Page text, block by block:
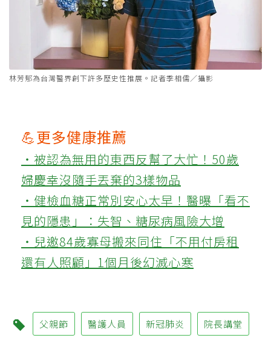
林芳郁為台灣醫界創下許多歷史性推展。記者季相儒／攝影
💪更多健康推薦
‧被認為無用的東西反幫了大忙！50歲
婦慶幸沒隨手丟棄的3樣物品
‧健檢血糖正常別安心太早！醫曝「看不
見的隱患」：失智、糖尿病風險大增
‧兒邀84歲寡母搬來同住「不用付房租
還有人照顧」1個月後幻滅心寒
父親節 醫護人員 新冠肺炎 院長講堂